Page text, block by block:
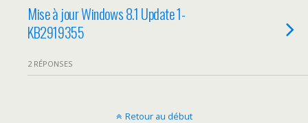
Mise à jour Windows 8.1 Update 1-
KB2919355
2 RÉPONSES
Retour au début